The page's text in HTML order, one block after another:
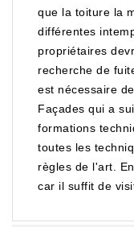
que la toiture la
différentes
propriétaires
recherche de
est nécessaire
Façades qui a
formations
toutes les
règles de l'art.
car il suffit de